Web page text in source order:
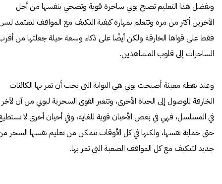
وبفضل هذا التعليم تصبح بوني ساحرة قوية وتضحي بنفسها من أجل
الآخرين أكثر من مرة وتتعلم بمهارة كيفية التكيف مع المواقف لتعتمد
فقط على قواها الخارقة ولكن أيضًا على ذكاء وسعة حيلة جعلتها من
الساحرات إلى قلوب المشاهدين.
وعند نقطة معينة أصبحت بوني هي البوابة التي يجب أن تمر بها الكائنات
الخارقة للوصول إلى الحياة الأخرى، وتتغير القوى السحرية لبوني من آن لآخر
في المسلسل، فهي في بعض الأحيان قوية للغاية، وفي أحيان أخرى لا
حتى حماية نفسها، ولكنها في كل الأوقات تتمكن من تعليم نفسها السحر
جديد لتتكيف مع كل المواقف الصعبة التي تمر بها.